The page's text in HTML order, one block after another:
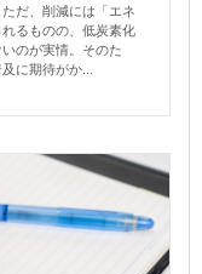
だ、削減には「エネ
るものの、低炭素化
のが実情。そのた
に期待がか...